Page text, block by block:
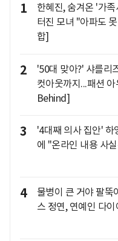
1
한혜진, 숨겨온 '가
터진 모녀 "아파도
합]
2
'50대 맞아?' 샤를리
컷아웃까지...패션
Behind]
3
'4대째 의사 집안' 하
에 "온라인 내용 사
4
물병이 큰 거야 팔뚝
스 정연, 연예인 다